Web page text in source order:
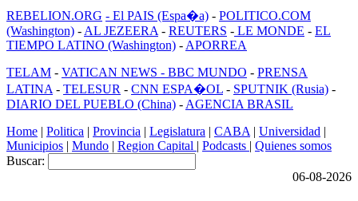
REBELION.ORG - El PAIS (Espa�a) - POLITICO.COM
(Washington) - AL JEZEERA - REUTERS - LE MONDE - EL
TIEMPO LATINO (Washington) - APORREA
TELAM - VATICAN NEWS - BBC MUNDO - PRENSA
LATINA - TELESUR - CNN ESPA�OL - SPUTNIK (Rusia) -
DIARIO DEL PUEBLO (China) - AGENCIA BRASIL
Home | Politica | Provincia | Legislatura | CABA | Universidad |
Municipios | Mundo | Region Capital | Podcasts | Quienes somos
Buscar:
06-08-2026